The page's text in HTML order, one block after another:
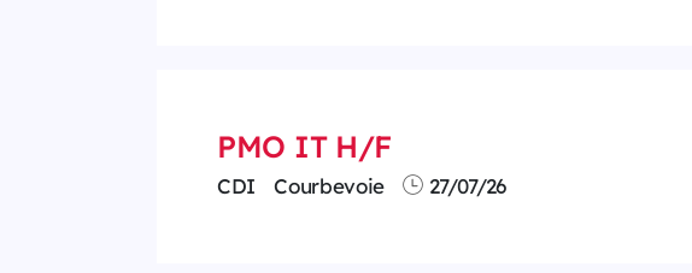
PMO IT H/F
CDI Courbevoie 27/07/26